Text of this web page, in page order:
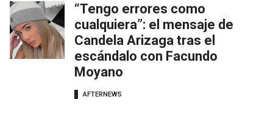
“Tengo errores como
cualquiera”: el mensaje de
Candela Arizaga tras el
escándalo con Facundo
Moyano
AFTERNEWS